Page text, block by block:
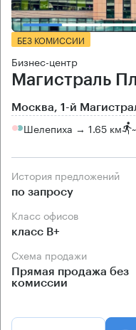
БЕЗ КОМИССИИ
Бизнес-центр
Магистраль
Москва, 1-й
Шелепиха → 1.65 км ~
История предложений
по запросу
Класс офисов
класс B+
Схема продажи
Прямая продажа без
комиссии